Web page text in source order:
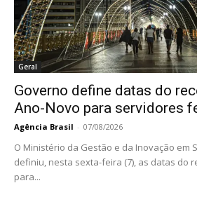
Geral
Governo define datas do
Ano-Novo para servidores
Agência Brasil - 07/08/2026
O Ministério da Gestão e da Inovação em
definiu, nesta sexta-feira (7), as datas do
para...